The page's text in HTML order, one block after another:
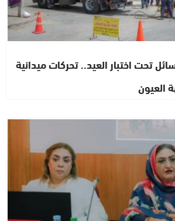
تحت اختبار العيد.. تحركات ميدانية
العيون